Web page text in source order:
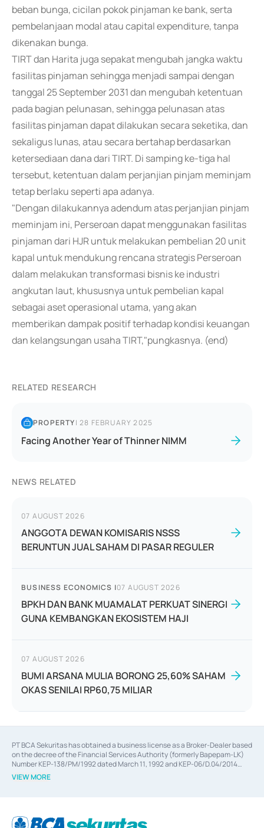
beban bunga, cicilan pokok pinjaman ke bank, serta
pembelanjaan modal atau capital expenditure, tanpa
dikenakan bunga.
TIRT dan Harita juga sepakat mengubah jangka waktu
fasilitas pinjaman sehingga menjadi sampai dengan
tanggal 25 September 2031 dan mengubah ketentuan
pada bagian pelunasan, sehingga pelunasan atas
fasilitas pinjaman dapat dilakukan secara seketika, dan
sekaligus lunas, atau secara bertahap berdasarkan
ketersediaan dana dari TIRT. Di samping ke-tiga hal
tersebut, ketentuan dalam perjanjian pinjam meminjam
tetap berlaku seperti apa adanya.
"Dengan dilakukannya adendum atas perjanjian pinjam
meminjam ini, Perseroan dapat menggunakan fasilitas
pinjaman dari HJR untuk melakukan pembelian 20 unit
kapal untuk mendukung rencana strategis Perseroan
dalam melakukan transformasi bisnis ke industri
angkutan laut, khususnya untuk pembelian kapal
sebagai aset operasional utama, yang akan
memberikan dampak positif terhadap kondisi keuangan
dan kelangsungan usaha TIRT,"pungkasnya. (end)
RELATED RESEARCH
PROPERTY|28 FEBRUARY 2025
Facing Another Year of Thinner NIMM
NEWS RELATED
07 AUGUST 2026
ANGGOTA DEWAN KOMISARIS NSSS
BERUNTUN JUAL SAHAM DI PASAR REGULER
BUSINESS ECONOMICS |07 AUGUST 2026
BPKH DAN BANK MUAMALAT PERKUAT SINERGI
GUNA KEMBANGKAN EKOSISTEM HAJI
07 AUGUST 2026
BUMI ARSANA MULIA BORONG 25,60% SAHAM
OKAS SENILAI RP60,75 MILIAR
PT BCA Sekuritas has obtained a business license as a Broker-Dealer based
on the decree of the Financial Services Authority (formerly Bapepam-LK)
Number KEP-138/PM/1992 dated March 11, 1992 and KEP-06/D.04/2014
dated February 28, 2014, a business license as an Underwriter based on the
decree of the Financial Services Authority Number KEP-12/PM/PEE/1997
Financial Services Authority Number S-67/PM.21/2014 dated February 28,
VIEW MORE